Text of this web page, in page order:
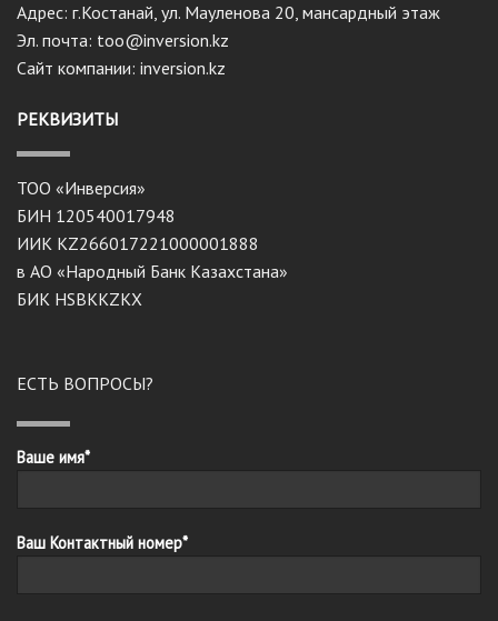
Адрес: г.Костанай, ул. Мауленова 20, мансардный этаж
Эл. почта: too@inversion.kz
Сайт компании: inversion.kz
РЕКВИЗИТЫ
ТОО «Инверсия»
БИН 120540017948
ИИК KZ266017221000001888
в АО «Народный Банк Казахстана»
БИК HSBKKZKX
ЕСТЬ ВОПРОСЫ?
Ваше имя*
Ваш Контактный номер*